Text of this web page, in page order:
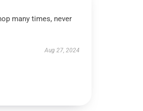
many times, never
Aug 27, 2024